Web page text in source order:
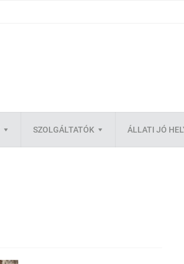
SZOLGÁLTATÓK ÁLLATI JÓ